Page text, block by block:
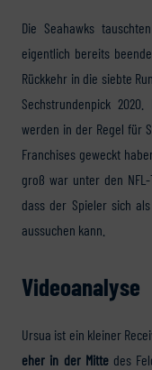
Die Seahawks
eigentlich bereits
Rückkehr in die siebte
Sechstrundenpick
werden in der Regel für
Franchises geweckt
groß war unter den
dass der Spieler sich
aussuchen kann.
Videoanalyse
Ursua ist ein kleiner
eher in der Mittedes